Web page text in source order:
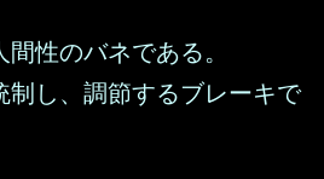
性のバネである。
制し、調節するブレーキで